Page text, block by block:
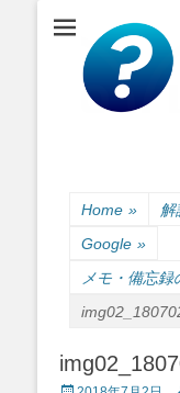
小さな会社・
Home » 解
Google »
メモ・備忘